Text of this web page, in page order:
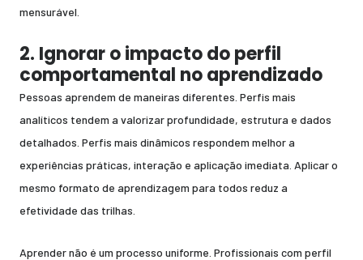
mensurável.
2. Ignorar o impacto do perfil
comportamental no aprendizado
Pessoas aprendem de maneiras diferentes. Perfis mais
analíticos tendem a valorizar profundidade, estrutura e dados
detalhados. Perfis mais dinâmicos respondem melhor a
experiências práticas, interação e aplicação imediata. Aplicar o
mesmo formato de aprendizagem para todos reduz a
efetividade das trilhas.
Aprender não é um processo uniforme. Profissionais com perfil